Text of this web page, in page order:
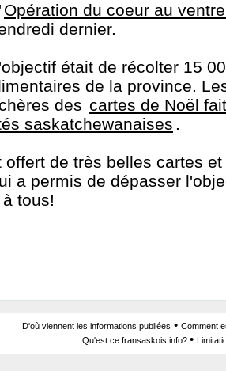
Opération du coeur au
dernier.
était de récolter 15
de la province.
des cartes de Noël
saskatchewanaises .
offert de très belles cartes
a permis de dépasser
tous!
D'où viennent les informations publiées • Comment
Qu'est ce fransaskois.info? •